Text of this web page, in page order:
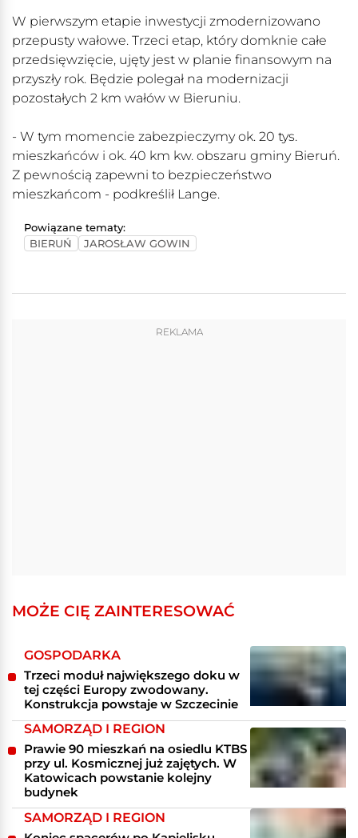
W pierwszym etapie inwestycji zmodernizowano
przepusty wałowe. Trzeci etap, który domknie całe
przedsięwzięcie, ujęty jest w planie finansowym na
przyszły rok. Będzie polegał na modernizacji
pozostałych 2 km wałów w Bieruniu.
- W tym momencie zabezpieczymy ok. 20 tys.
mieszkańców i ok. 40 km kw. obszaru gminy Bieruń.
Z pewnością zapewni to bezpieczeństwo
mieszkańcom - podkreślił Lange.
Powiązane tematy:
BIERUŃ
JAROSŁAW GOWIN
REKLAMA
MOŻE CIĘ ZAINTERESOWAĆ
GOSPODARKA
Trzeci moduł największego doku w
tej części Europy zwodowany.
Konstrukcja powstaje w Szczecinie
SAMORZĄD I REGION
Prawie 90 mieszkań na osiedlu KTBS
przy ul. Kosmicznej już zajętych. W
Katowicach powstanie kolejny
budynek
SAMORZĄD I REGION